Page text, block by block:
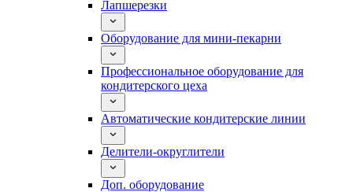
Лапшерезки
Оборудование для мини-пекарни
Профессиональное оборудование для
кондитерского цеха
Автоматические кондитерские линии
Делители-округлители
Доп. оборудование